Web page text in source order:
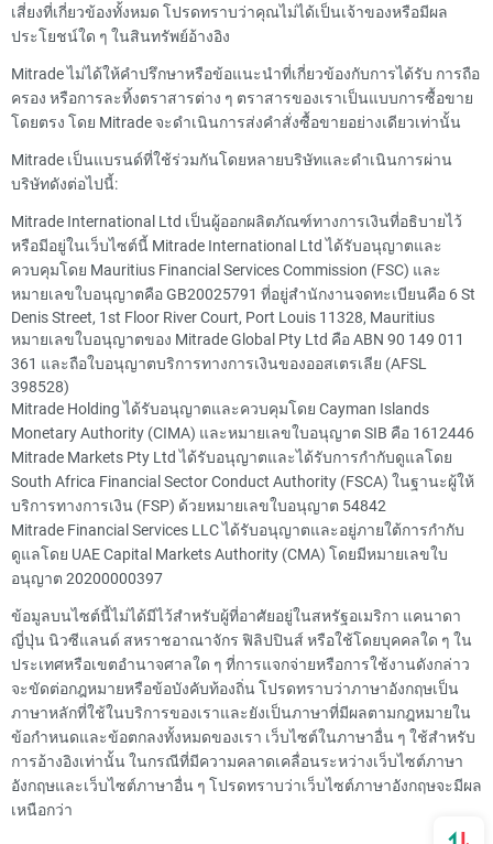
เสี่ยงที่เกี่ยวข้องทั้งหมด โปรดทราบว่าคุณไม่ได้เป็นเจ้าของหรือมีผล
ประโยชน์ใด ๆ ในสินทรัพย์อ้างอิง
Mitrade ไม่ได้ให้คำปรึกษาหรือข้อแนะนำที่เกี่ยวข้องกับการได้รับ การถือ
ครอง หรือการละทิ้งตราสารต่าง ๆ ตราสารของเราเป็นแบบการซื้อขาย
โดยตรง โดย Mitrade จะดำเนินการส่งคำสั่งซื้อขายอย่างเดียวเท่านั้น
Mitrade เป็นแบรนด์ที่ใช้ร่วมกันโดยหลายบริษัทและดำเนินการผ่าน
บริษัทดังต่อไปนี้:
Mitrade International Ltd เป็นผู้ออกผลิตภัณฑ์ทางการเงินที่อธิบายไว้
หรือมีอยู่ในเว็บไซต์นี้ Mitrade International Ltd ได้รับอนุญาตและ
ควบคุมโดย Mauritius Financial Services Commission (FSC) และ
หมายเลขใบอนุญาตคือ GB20025791 ที่อยู่สำนักงานจดทะเบียนคือ 6 St
Denis Street, 1st Floor River Court, Port Louis 11328, Mauritius
หมายเลขใบอนุญาตของ Mitrade Global Pty Ltd คือ ABN 90 149 011
361 และถือใบอนุญาตบริการทางการเงินของออสเตรเลีย (AFSL
398528)
Mitrade Holding ได้รับอนุญาตและควบคุมโดย Cayman Islands
Monetary Authority (CIMA) และหมายเลขใบอนุญาต SIB คือ 1612446
Mitrade Markets Pty Ltd ได้รับอนุญาตและได้รับการกำกับดูแลโดย
South Africa Financial Sector Conduct Authority (FSCA) ในฐานะผู้ให้
บริการทางการเงิน (FSP) ด้วยหมายเลขใบอนุญาต 54842
Mitrade Financial Services LLC ได้รับอนุญาตและอยู่ภายใต้การกำกับ
ดูแลโดย UAE Capital Markets Authority (CMA) โดยมีหมายเลขใบ
อนุญาต 20200000397
ข้อมูลบนไซต์นี้ไม่ได้มีไว้สำหรับผู้ที่อาศัยอยู่ในสหรัฐอเมริกา แคนาดา
ญี่ปุ่น นิวซีแลนด์ สหราชอาณาจักร ฟิลิปปินส์ หรือใช้โดยบุคคลใด ๆ ใน
ประเทศหรือเขตอำนาจศาลใด ๆ ที่การแจกจ่ายหรือการใช้งานดังกล่าว
จะขัดต่อกฎหมายหรือข้อบังคับท้องถิ่น โปรดทราบว่าภาษาอังกฤษเป็น
ภาษาหลักที่ใช้ในบริการของเราและยังเป็นภาษาที่มีผลตามกฎหมายใน
ข้อกำหนดและข้อตกลงทั้งหมดของเรา เว็บไซต์ในภาษาอื่น ๆ ใช้สำหรับ
การอ้างอิงเท่านั้น ในกรณีที่มีความคลาดเคลื่อนระหว่างเว็บไซต์ภาษา
อังกฤษและเว็บไซต์ภาษาอื่น ๆ โปรดทราบว่าเว็บไซต์ภาษาอังกฤษจะมีผล
เหนือกว่า